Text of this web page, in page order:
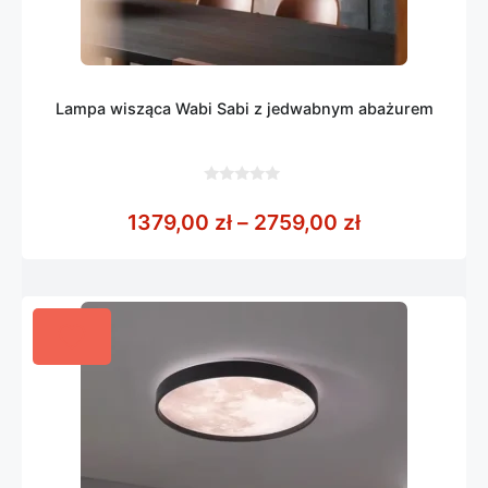
Lampa wisząca Wabi Sabi z jedwabnym abażurem
5
1379,00 zł – 2759,00 złZakres cen: